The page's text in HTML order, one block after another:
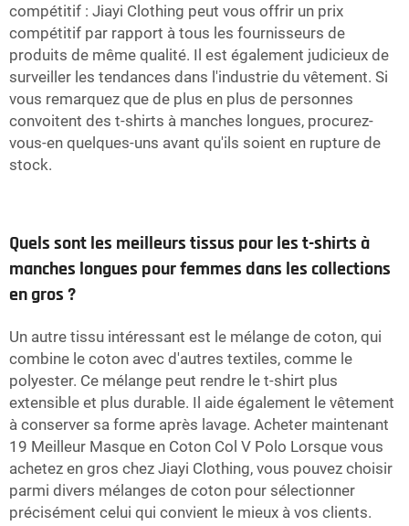
compétitif : Jiayi Clothing peut vous offrir un prix
compétitif par rapport à tous les fournisseurs de
produits de même qualité. Il est également judicieux de
surveiller les tendances dans l'industrie du vêtement. Si
vous remarquez que de plus en plus de personnes
convoitent des t-shirts à manches longues, procurez-
vous-en quelques-uns avant qu'ils soient en rupture de
stock.
Quels sont les meilleurs tissus pour les t-shirts à
manches longues pour femmes dans les collections
en gros ?
Un autre tissu intéressant est le mélange de coton, qui
combine le coton avec d'autres textiles, comme le
polyester. Ce mélange peut rendre le t-shirt plus
extensible et plus durable. Il aide également le vêtement
à conserver sa forme après lavage. Acheter maintenant
19 Meilleur Masque en Coton Col V Polo Lorsque vous
achetez en gros chez Jiayi Clothing, vous pouvez choisir
parmi divers mélanges de coton pour sélectionner
précisément celui qui convient le mieux à vos clients.